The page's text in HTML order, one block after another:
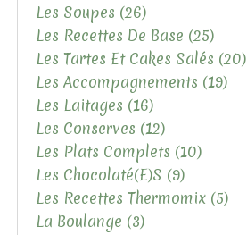
Les Soupes (26)
Les Recettes De Base (25)
Les Tartes Et Cakes Salés (20)
Les Accompagnements (19)
Les Laitages (16)
Les Conserves (12)
Les Plats Complets (10)
Les Chocolaté(e)s (9)
Les Recettes Thermomix (5)
La Boulange (3)